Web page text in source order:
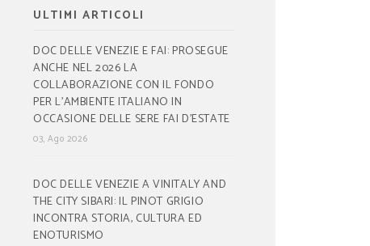
ULTIMI ARTICOLI
DOC DELLE VENEZIE E FAI: PROSEGUE
ANCHE NEL 2026 LA
COLLABORAZIONE CON IL FONDO
PER L’AMBIENTE ITALIANO IN
OCCASIONE DELLE SERE FAI D’ESTATE
03, Ago 2026
DOC DELLE VENEZIE A VINITALY AND
THE CITY SIBARI: IL PINOT GRIGIO
INCONTRA STORIA, CULTURA ED
ENOTURISMO